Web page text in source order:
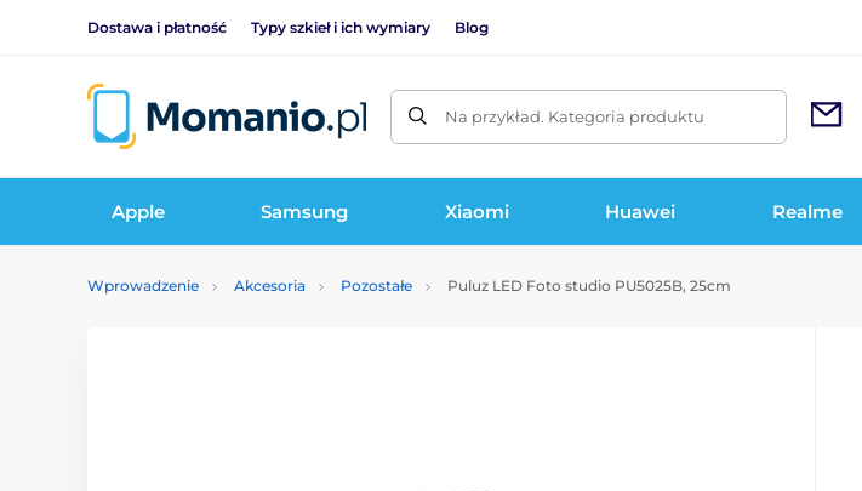
Dostawa i płatność Typy szkieł i ich wymiary Blog
Na przykład. Kategoria produktu
Apple Samsung Xiaomi Huawei Realme
Wprowadzenie Akcesoria Pozostałe Puluz LED Foto studio PU5025B, 25cm